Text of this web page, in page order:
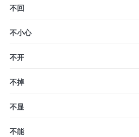
不回
不小心
不开
不掉
不显
不能